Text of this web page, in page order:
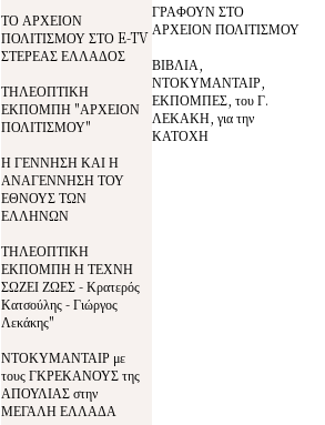
ΤΟ ΑΡΧΕΙΟΝ
ΠΟΛΙΤΙΣΜΟΥ ΣΤΟ E-TV
ΣΤΕΡΕΑΣ ΕΛΛΑΔΟΣ
ΤΗΛΕΟΠΤΙΚΗ
ΕΚΠΟΜΠΗ "ΑΡΧΕΙΟΝ
ΠΟΛΙΤΙΣΜΟΥ"
Η ΓΕΝΝΗΣΗ ΚΑΙ Η
ΑΝΑΓΕΝΝΗΣΗ ΤΟΥ
ΕΘΝΟΥΣ ΤΩΝ
ΕΛΛΗΝΩΝ
ΤΗΛΕΟΠΤΙΚΗ
ΕΚΠΟΜΠΗ Η ΤΕΧΝΗ
ΣΩΖΕΙ ΖΩΕΣ - Κρατερός
Κατσούλης - Γιώργος
Λεκάκης"
ΝΤΟΚΥΜΑΝΤΑΙΡ με
τους ΓΚΡΕΚΑΝΟΥΣ της
ΑΠΟΥΛΙΑΣ στην
ΜΕΓΑΛΗ ΕΛΛΑΔΑ
ΓΡΑΦΟΥΝ ΣΤΟ
ΑΡΧΕΙΟΝ ΠΟΛΙΤΙΣΜΟΥ
ΒΙΒΛΙΑ,
ΝΤΟΚΥΜΑΝΤΑΙΡ,
ΕΚΠΟΜΠΕΣ, του Γ.
ΛΕΚΑΚΗ, για την
ΚΑΤΟΧΗ